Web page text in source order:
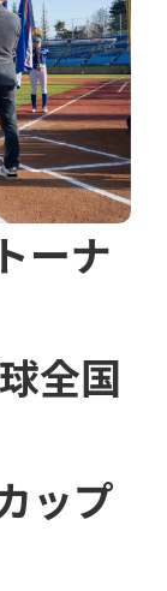
ーナ
全国
ップ